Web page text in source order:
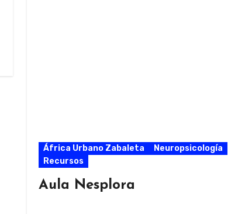
África Urbano Zabaleta
Neuropsicología
Recursos
Aula Nesplora